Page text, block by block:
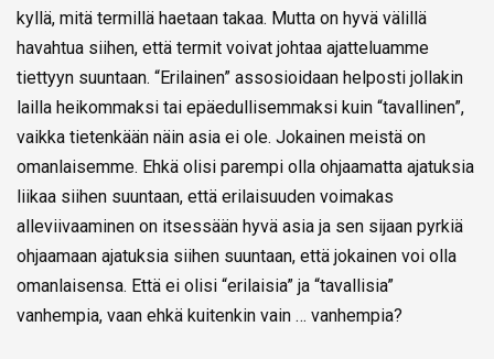
kyllä, mitä termillä haetaan takaa. Mutta on hyvä välillä
havahtua siihen, että termit voivat johtaa ajatteluamme
tiettyyn suuntaan. “Erilainen” assosioidaan helposti jollakin
lailla heikommaksi tai epäedullisemmaksi kuin “tavallinen”,
vaikka tietenkään näin asia ei ole. Jokainen meistä on
omanlaisemme. Ehkä olisi parempi olla ohjaamatta ajatuksia
liikaa siihen suuntaan, että erilaisuuden voimakas
alleviivaaminen on itsessään hyvä asia ja sen sijaan pyrkiä
ohjaamaan ajatuksia siihen suuntaan, että jokainen voi olla
omanlaisensa. Että ei olisi “erilaisia” ja “tavallisia”
vanhempia, vaan ehkä kuitenkin vain … vanhempia?